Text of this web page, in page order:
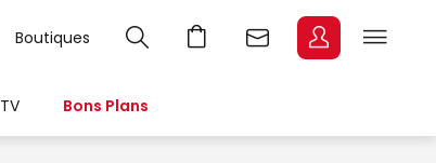
Boutiques
TV Bons Plans